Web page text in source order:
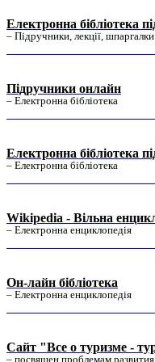
Електронна бібліотека
– Підручники, лекції, шпаргалки
Підручники онлайн
– Електронна бібліотека
Електронна бібліотека
– Електронна бібліотека
Wikipedia - Вільна
– Електронна енциклопедія
Он-лайн бібліотека
– Електронна енциклопедія
Сайт "Все о туризме -
– посвящен проблемам